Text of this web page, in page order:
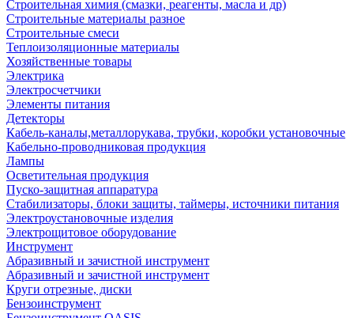
Строительная химия (смазки, реагенты, масла и др)
Строительные материалы разное
Строительные смеси
Теплоизоляционные материалы
Хозяйственные товары
Электрика
Электросчетчики
Элементы питания
Детекторы
Кабель-каналы,металлорукава, трубки, коробки установочные
Кабельно-проводниковая продукция
Лампы
Осветительная продукция
Пуско-защитная аппаратура
Стабилизаторы, блоки защиты, таймеры, источники питания
Электроустановочные изделия
Электрощитовое оборудование
Инструмент
Абразивный и зачистной инструмент
Абразивный и зачистной инструмент
Круги отрезные, диски
Бензоинструмент